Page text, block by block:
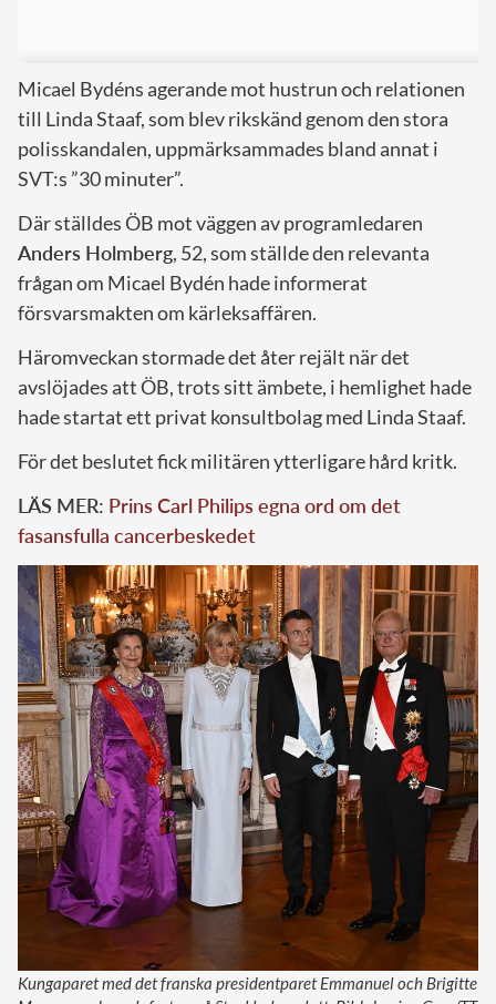
Micael Bydéns agerande mot hustrun och relationen
till Linda Staaf, som blev rikskänd genom den stora
polisskandalen, uppmärksammades bland annat i
SVT:s ”30 minuter”.
Där ställdes ÖB mot väggen av programledaren
Anders Holmberg, 52, som ställde den relevanta
frågan om Micael Bydén hade informerat
försvarsmakten om kärleksaffären.
Häromveckan stormade det åter rejält när det
avslöjades att ÖB, trots sitt ämbete, i hemlighet hade
hade startat ett privat konsultbolag med Linda Staaf.
För det beslutet fick militären ytterligare hård kritk.
LÄS MER: Prins Carl Philips egna ord om det
fasansfulla cancerbeskedet
Kungaparet med det franska presidentparet Emmanuel och Brigitte